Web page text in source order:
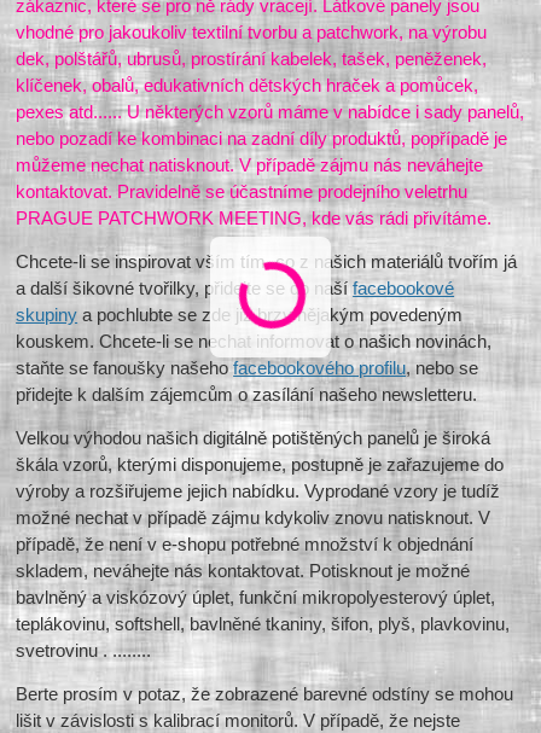
zákaznic, které se pro ně rády vracejí. Látkové panely jsou
vhodné pro jakoukoliv textilní tvorbu a patchwork, na výrobu
dek, polštářů, ubrusů, prostírání kabelek, tašek, peněženek,
klíčenek, obalů, edukativních dětských hraček a pomůcek,
pexes atd...... U některých vzorů máme v nabídce i sady panelů,
nebo pozadí ke kombinaci na zadní díly produktů, popřípadě je
můžeme nechat natisknout. V případě zájmu nás neváhejte
kontaktovat. Pravidelně se účastníme prodejního veletrhu
PRAGUE PATCHWORK MEETING, kde vás rádi přivítáme.
Chcete-li se inspirovat vším tím, co z našich materiálů tvořím já
a další šikovné tvořilky, přidejte se do našífacebookové
skupiny a pochlubte se zde již brzy nějakým povedeným
kouskem. Chcete-li se nechat informovat o našich novinách,
staňte se fanoušky našehofacebookového profilu, nebo se
přidejte k dalším zájemcům o zasílání našeho newsletteru.
Velkou výhodou našich digitálně potištěných panelů je široká
škála vzorů, kterými disponujeme, postupně je zařazujeme do
výroby a rozšiřujeme jejich nabídku. Vyprodané vzory je tudíž
možné nechat v případě zájmu kdykoliv znovu natisknout. V
případě, že není v e-shopu potřebné množství k objednání
skladem, neváhejte nás kontaktovat. Potisknout je možné
bavlněný a viskózový úplet, funkční mikropolyesterový úplet,
teplákovinu, softshell, bavlněné tkaniny, šifon, plyš, plavkovinu,
svetrovinu . ........
Berte prosím v potaz, že zobrazené barevné odstíny se mohou
lišit v závislosti s kalibrací monitorů. V případě, že nejste